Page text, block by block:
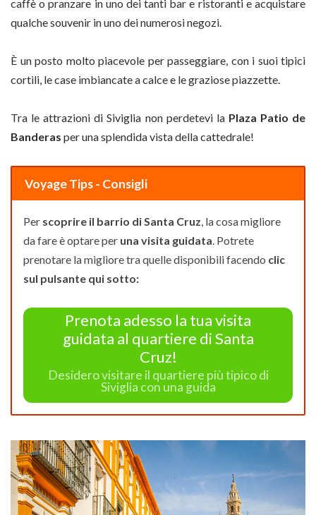
caffè o pranzare in uno dei tanti bar e ristoranti e acquistare
qualche souvenir in uno dei numerosi negozi.
È un posto molto piacevole per passeggiare, con i suoi tipici
cortili, le case imbiancate a calce e le graziose piazzette.
Tra le attrazioni di Siviglia non perdetevi la Plaza Patio de
Banderas per una splendida vista della cattedrale!
Voyage Tips - Consigli
Per scoprire il barrio di Santa Cruz, la cosa migliore
da fare è optare per una visita guidata. Potrete
prenotare la migliore tra quelle disponibili facendo clic
sul pulsante qui sotto:
Prenota adesso la tua visita
guidata al quartiere di Santa
Cruz!
Desidero visitare il quartiere più tipico di
Siviglia con una guida